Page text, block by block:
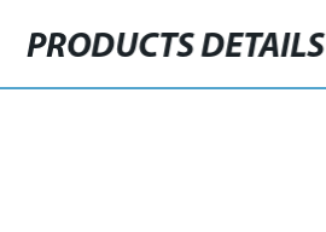
PRODUCTS DETAILS